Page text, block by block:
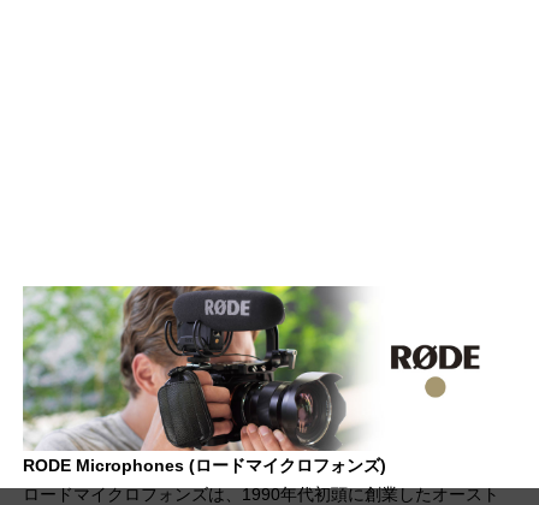
RODE Microphones (ロードマイクロフォンズ)
ロードマイクロフォンズは、1990年代初頭に創業したオースト